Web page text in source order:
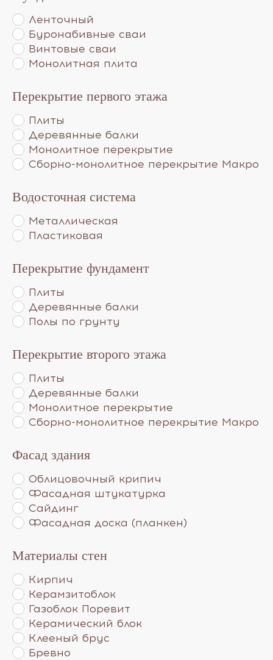
Ленточный
Буронабивные сваи
Винтовые сваи
Монолитная плита
Перекрытие первого этажа
Плиты
Деревянные балки
Монолитное перекрытие
Сборно-монолитное перекрытие Макро
Водосточная система
Металлическая
Пластиковая
Перекрытие фундамент
Плиты
Деревянные балки
Полы по грунту
Перекрытие второго этажа
Плиты
Деревянные балки
Монолитное перекрытие
Сборно-монолитное перекрытие Макро
Фасад здания
Облицовочный крипич
Фасадная штукатурка
Сайдинг
Фасадная доска (планкен)
Материалы стен
Кирпич
Керамзитоблок
Газоблок Поревит
Керамический блок
Клееный брус
Бревно